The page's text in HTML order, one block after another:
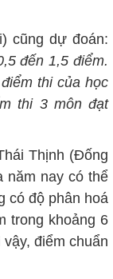
cũng dự đoán:
đến 1,5 điểm.
thi của học
thi 3 môn đạt
Thịnh (Đống
năm nay có thể
có độ phân hoá
trong khoảng 6
điểm chuẩn